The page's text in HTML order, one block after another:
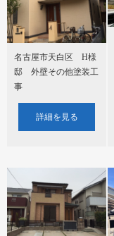
名古屋市天白区 H様
邸 外壁その他塗装工
事
詳細を見る